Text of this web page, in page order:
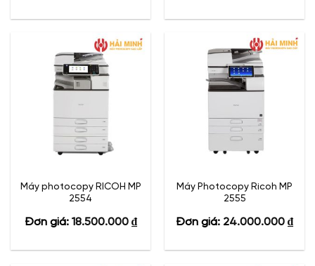
Máy photocopy RICOH MP
2554
Đơn giá: 18.500.000 ₫
Máy Photocopy Ricoh MP
2555
Đơn giá: 24.000.000 ₫